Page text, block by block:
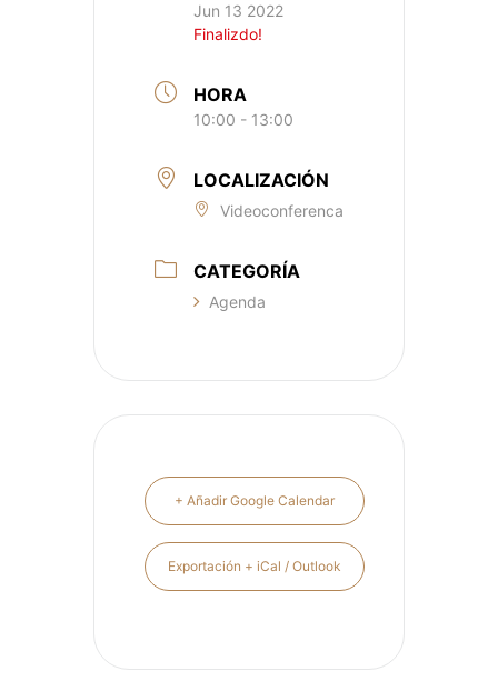
Jun 13 2022
Finalizdo!
HORA
10:00 - 13:00
LOCALIZACIÓN
Videoconferenca
CATEGORÍA
Agenda
+ Añadir Google Calendar
Exportación + iCal / Outlook